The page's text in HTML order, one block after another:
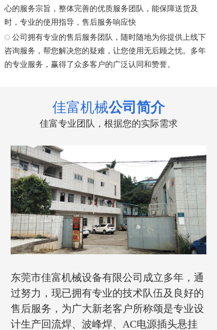
心的服务宗旨，整体完善的优质服务团队，能保障送货及
时，专业的使用指导，售后服务响应快
公司拥有专业的售后服务团队，随时随地为你提供上线下
咨询服务，帮您解决您的疑难，让您使用无后顾之忧。多年
的专业服务，赢得了众多客户的广泛认同和赞誉。
佳富机械公司简介
佳富专业团队，根据您的实际需求
东莞市佳富机械设备有限公司成立多年，通
过努力，现已拥有专业的技术队伍及良好的
售后服务，为广大新老客户所称颂是专业设
计生产回流焊、波峰焊、AC电源插头悬挂